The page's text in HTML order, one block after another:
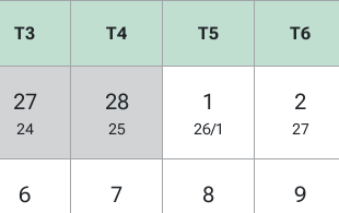
T3 T4 T5 T6
27
24
28
25
1
26/1
2
27
6 7 8 9